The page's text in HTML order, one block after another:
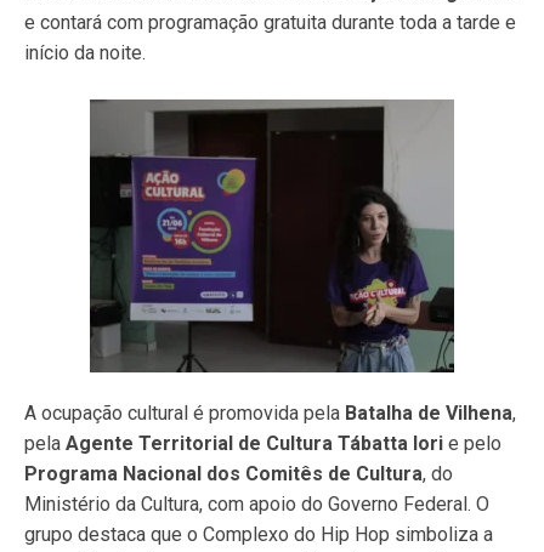
e contará com programação gratuita durante toda a tarde e
início da noite.
A ocupação cultural é promovida pela Batalha de Vilhena,
pela Agente Territorial de Cultura Tábatta Iori e pelo
Programa Nacional dos Comitês de Cultura, do
Ministério da Cultura, com apoio do Governo Federal. O
grupo destaca que o Complexo do Hip Hop simboliza a